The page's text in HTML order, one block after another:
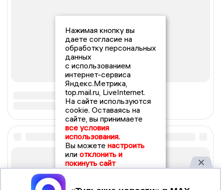
Нажимая кнопку вы
даете согласие на
обработку персональных
данных
с использованием
интернет-сервиса
Яндекс.Метрика,
top.mail.ru, LiveInternet.
На сайте используются
cookie. Оставаясь на
сайте, вы принимаете
все условия
использования.
Вы можете настроить
или отклонить и
покинуть сайт
Принять